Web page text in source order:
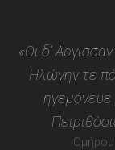
«Οι δ’
Ηλώνην τε
Ομήρου